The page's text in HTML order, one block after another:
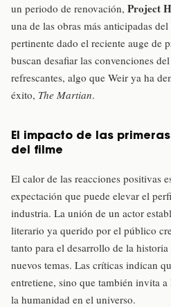
un periodo de renovación, Project
una de las obras más anticipadas
pertinente dado el reciente auge de
buscan desafiar las convenciones
refrescantes, algo que Weir ya ha
éxito, The Martian.
El impacto de las
del filme
El calor de las reacciones positivas
expectación que puede elevar el
industria. La unión de un actor
literario ya querido por el público
tanto para el desarrollo de la
nuevos temas. Las críticas indican
entretiene, sino que también invita
la humanidad en el universo.